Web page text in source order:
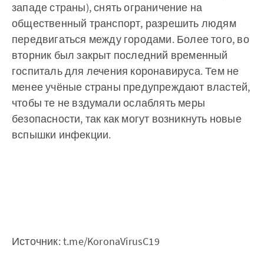
западе страны), снять ограничение на
общественный транспорт, разрешить людям
передвигаться между городами. Более того, во
вторник был закрыт последний временный
госпиталь для лечения коронавируса. Тем не
менее учёные страны предупреждают властей,
чтобы те не вздумали ослаблять меры
безопасности, так как могут возникнуть новые
вспышки инфекции.
Источник: t.me/KoronaVirusC19